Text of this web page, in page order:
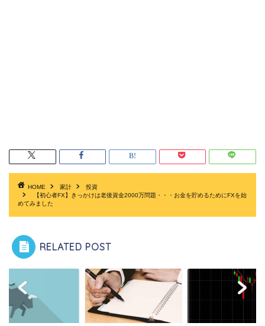
HOME 家計
投資
【初心者FX】きっかけは老後資金2000万問題・・・お金を貯めるためにFXを始
めてみました
RELATED POST